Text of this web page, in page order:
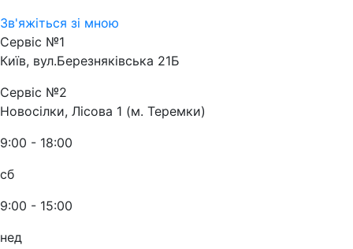
Зв'яжіться зі мною
Сервіс №1
Київ, вул.Березняківська 21Б
Сервіс №2
Новосілки, Лісова 1 (м. Теремки)
9:00 - 18:00
сб
9:00 - 15:00
нед